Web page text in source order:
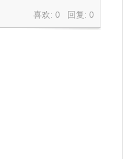
喜欢: 0 回复:0